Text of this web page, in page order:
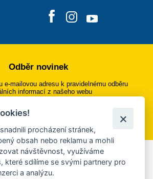
Odběr novinek
e-mailovou adresu k pravidelnému odběru
informací z našeho webu
Přihlásit se k odběru
Mobilní rozhlas
svého mobilu či mailu upozornění na
procházení stránek,
obsah nebo reklamu a mohli
návštěvnost, využíváme
které sdílíme se svými partnery pro
a analýzu.